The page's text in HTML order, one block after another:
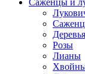
Саженцы и
Розы
Лианы